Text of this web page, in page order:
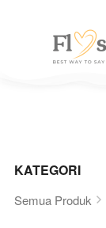
KATEGORI
Semua Produk